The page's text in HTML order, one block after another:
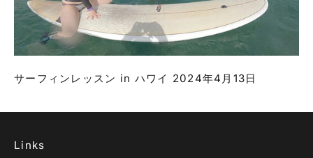
サーフィンレッスン in ハワイ 2024年4月13日
Links